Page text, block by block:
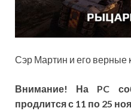
Сэр Мартин и его верные
Внимание! На PC
продлится с 11 по 25